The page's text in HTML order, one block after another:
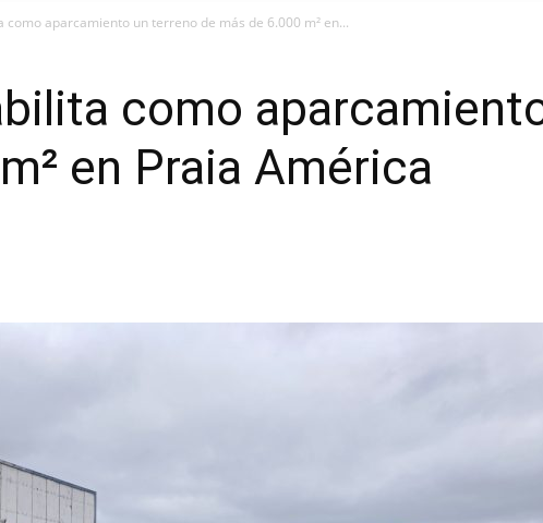
como aparcamiento un terreno de más de 6.000 m² en...
como
en Praia América